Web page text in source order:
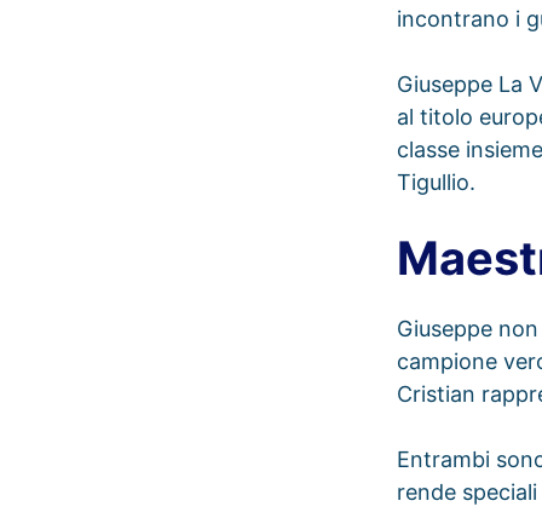
incontrano i
Giuseppe La
al titolo
classe
Tigullio.
Giuseppe
campione
Cristian
Entrambi
rende